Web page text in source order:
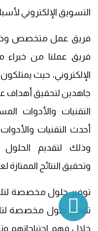
التسويق الإلكتروني
فريق عمل متخصص وذو
فريق عملنا من
الإلكتروني، حيث
جاهدين لتحقيق أهداف
التقنيات والأدوات
أحدث التقنيات
وذلك لتقديم الحلول
وتحقيق النتائج الممتازة
توفير حلول مخصصة
تقديم حلول مخصصة
خلال فهم احتياجاتهم